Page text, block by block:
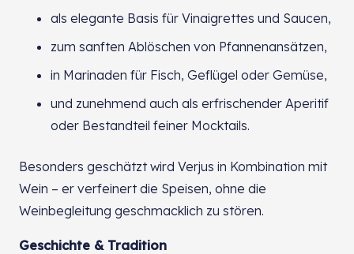
als elegante Basis für Vinaigrettes und Saucen,
zum sanften Ablöschen von Pfannenansätzen,
in Marinaden für Fisch, Geflügel oder Gemüse,
und zunehmend auch als erfrischender Aperitif
oder Bestandteil feiner Mocktails.
Besonders geschätzt wird Verjus in Kombination mit
Wein – er verfeinert die Speisen, ohne die
Weinbegleitung geschmacklich zu stören.
Geschichte & Tradition